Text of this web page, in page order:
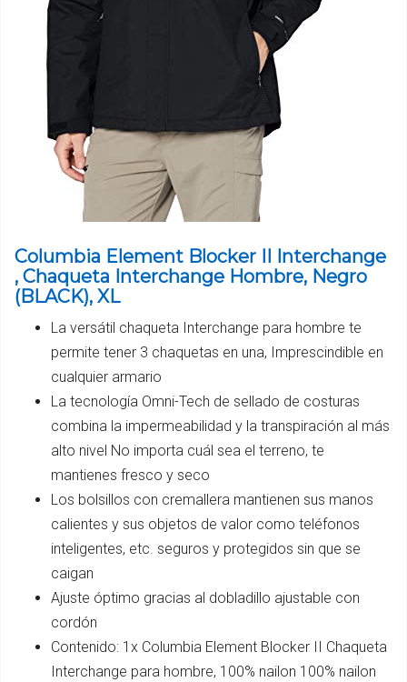
Columbia Element Blocker II Interchange
, Chaqueta Interchange Hombre, Negro
(BLACK), XL
La versátil chaqueta Interchange para hombre te
permite tener 3 chaquetas en una, Imprescindible en
cualquier armario
La tecnología Omni-Tech de sellado de costuras
combina la impermeabilidad y la transpiración al más
alto nivel No importa cuál sea el terreno, te
mantienes fresco y seco
Los bolsillos con cremallera mantienen sus manos
calientes y sus objetos de valor como teléfonos
inteligentes, etc. seguros y protegidos sin que se
caigan
Ajuste óptimo gracias al dobladillo ajustable con
cordón
Contenido: 1x Columbia Element Blocker II Chaqueta
Interchange para hombre, 100% nailon 100% nailon